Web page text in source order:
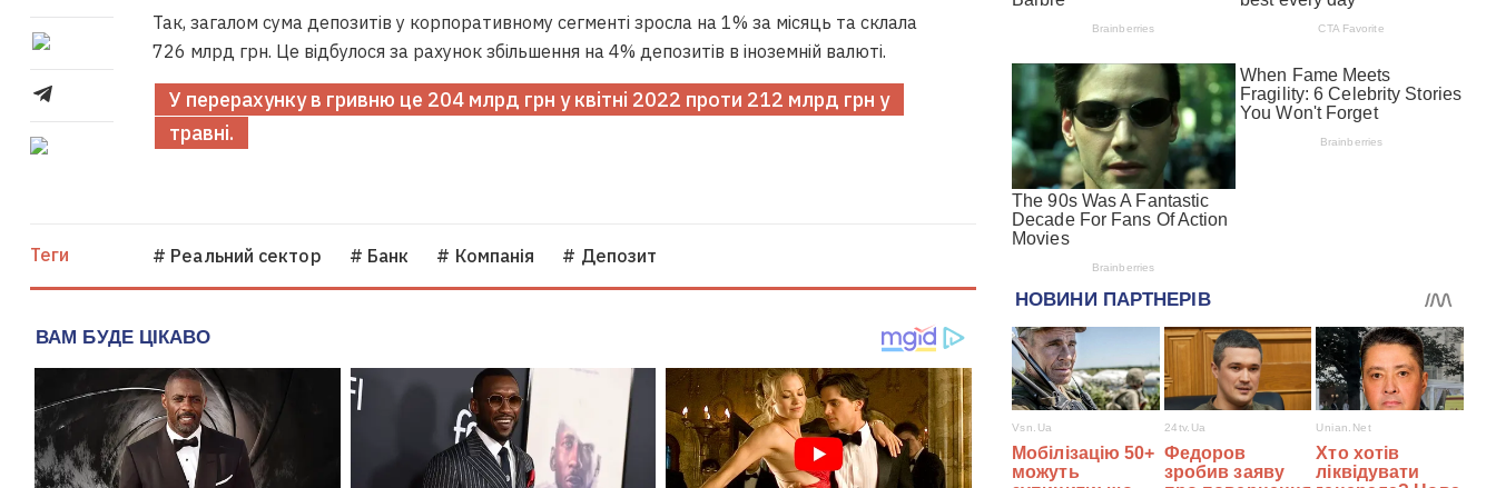
Так, загалом сума депозитів у корпоративному сегменті зросла на 1% за місяць та склала
726 млрд грн. Це відбулося за рахунок збільшення на 4% депозитів в іноземній валюті.
У перерахунку в гривню це 204 млрд грн у квітні 2022 проти 212 млрд грн у
травні.
Теги # Реальний сектор # Банк # Компанія # Депозит